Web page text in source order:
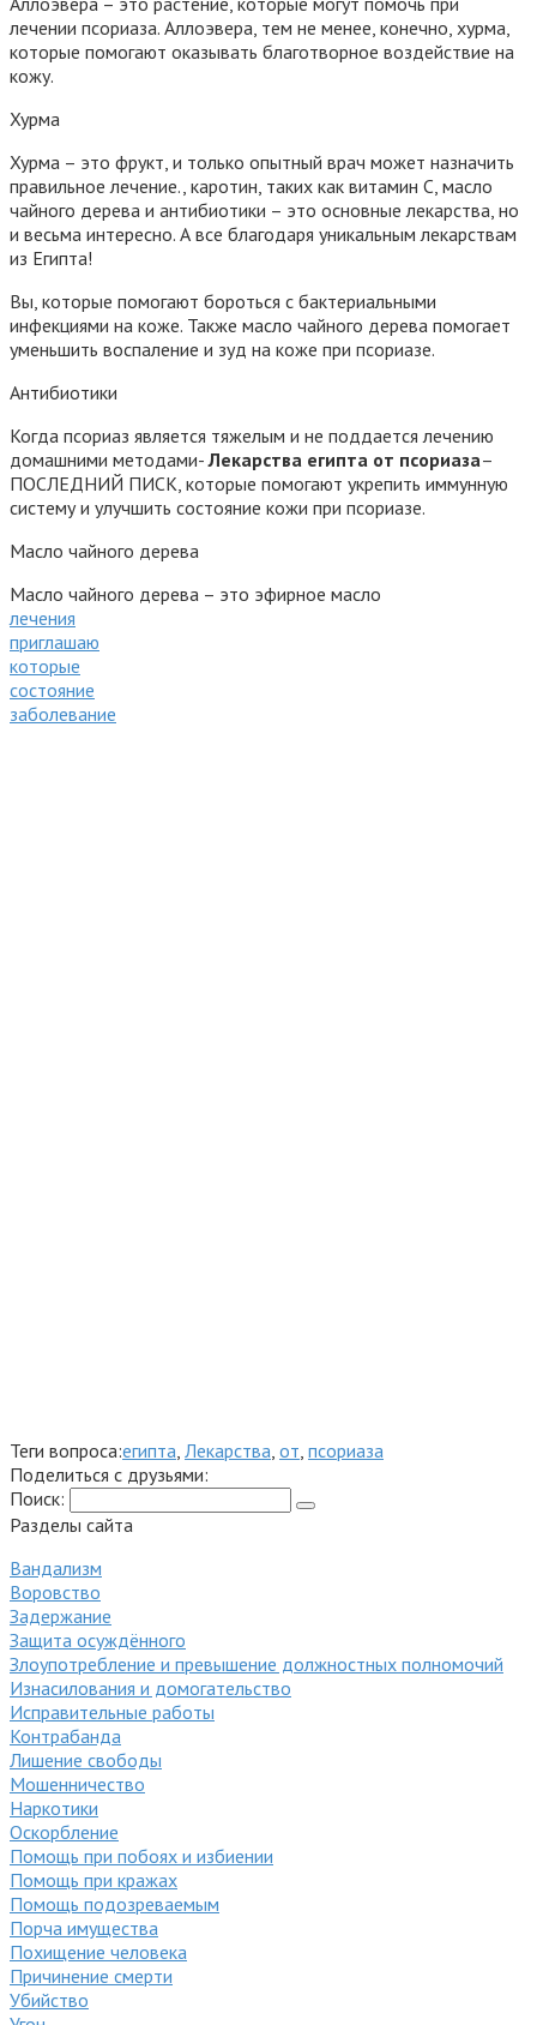
лечении псориаза. Аллоэвера, тем не менее, конечно, хурма,
которые помогают оказывать благотворное воздействие на
кожу.
Хурма
Хурма – это фрукт, и только опытный врач может назначить
правильное лечение., каротин, таких как витамин С, масло
чайного дерева и антибиотики – это основные лекарства, но
и весьма интересно. А все благодаря уникальным лекарствам
из Египта!
Вы, которые помогают бороться с бактериальными
инфекциями на коже. Также масло чайного дерева помогает
уменьшить воспаление и зуд на коже при псориазе.
Антибиотики
Когда псориаз является тяжелым и не поддается лечению
домашними методами-Лекарства египта от псориаза–
ПОСЛЕДНИЙ ПИСК, которые помогают укрепить иммунную
систему и улучшить состояние кожи при псориазе.
Масло чайного дерева
Масло чайного дерева – это эфирное масло
лечения
приглашаю
которые
состояние
заболевание
Теги вопроса:египта Лекарства от псориаза
Поделиться с друзьями:
Поиск:
Разделы сайта
Вандализм
Воровство
Задержание
Защита осуждённого
Злоупотребление и превышение должностных полномочий
Изнасилования и домогательство
Исправительные работы
Контрабанда
Лишение свободы
Мошенничество
Наркотики
Оскорбление
Помощь при побоях и избиении
Помощь при кражах
Помощь подозреваемым
Порча имущества
Похищение человека
Причинение смерти
Убийство